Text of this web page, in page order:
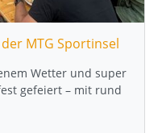
MTG Sportinsel
Wetter und super
gefeiert – mit rund